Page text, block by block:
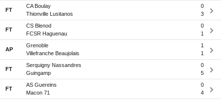
FT
CA Boulay
0
Thionville Lusitanos
3
FT
CS Blenod
0
FCSR Haguenau
1
AP
Grenoble
1
Villefranche Beaujolais
1
FT
Serquigny Nassandres
0
Guingamp
5
FT
AS Guereins
0
Macon 71
4